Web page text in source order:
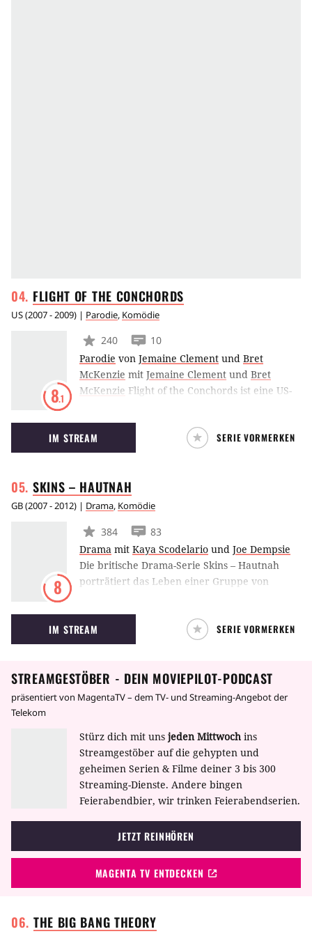
FLIGHT OF THE CONCHORDS
US(2007 - 2009) | Parodie, Komödie
8.1
240
10
Parodie von Jemaine Clement und Bret
McKenzie mit Jemaine Clement und Bret
McKenzie Flight of the Conchords ist eine US-
Musikern handelt, die skurille Dinge in den
USA erleben. Darin eingestreut sind Gags und
ihre eigene Musik. Die Serie wurde in zwei
Wunsch der beiden Protagonisten beendet.
IM STREAM SERIE VORMERKEN
SKINS – HAUTNAH
GB(2007 - 2012) | Drama, Komödie
8
384
83
Drama mit Kaya Scodelario und Joe Dempsie
Die britische Drama-Serie Skins – Hautnah
porträtiert das Leben einer Gruppe von
aufwachsen. Die mehrfach preisgekrönte
Serie zeigt die Jugendlichen auf der Suche
nach ihrem Platz in der Welt. Dabei müssen sie
und ihren Familien auseinandersetzen.
IM STREAM SERIE VORMERKEN
STREAMGESTÖBER - DEIN MOVIEPILOT-PODCAST
präsentiert von MagentaTV – dem TV- und Streaming-Angebot der
Telekom
Stürz dich mit uns jeden Mittwoch ins
Streamgestöber auf die gehypten und
geheimen Serien & Filme deiner 3 bis 300
Streaming-Dienste. Andere bingen
Feierabendbier, wir trinken Feierabendserien.
JETZT REINHÖREN
MAGENTA TV ENTDECKEN
THE BIG BANG THEORY